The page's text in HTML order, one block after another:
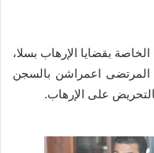
بقضايا الإرهاب بسلا،
اعمراشن بالسجن
على الإرهاب.